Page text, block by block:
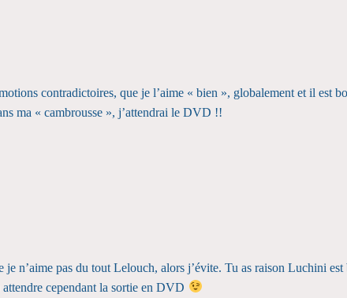
contradictoires, que je l’aime « bien », globalement et il
ma « cambrousse », j’attendrai le DVD !!
n’aime pas du tout Lelouch, alors j’évite. Tu as raison Luchini
cependant la sortie en DVD